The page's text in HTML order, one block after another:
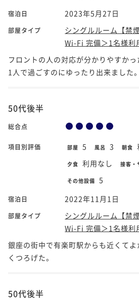
宿泊日 2023年5月27日
部屋タイプ
シングルルーム【禁
Wi-Fi 完備＞1名様利
フロントの人の対応が分かりやすか
1人で過ごすのにゆったり出来ました。
50代後半
総合点
項目別評価 部屋 5 風呂 3 朝食
夕食 利用なし 接客・
その他設備 5
宿泊日 2022年11月1日
部屋タイプ
シングルルーム【禁
Wi-Fi 完備＞1名様利
銀座の街中で有楽町駅からも近くて
くつろげた。
50代後半